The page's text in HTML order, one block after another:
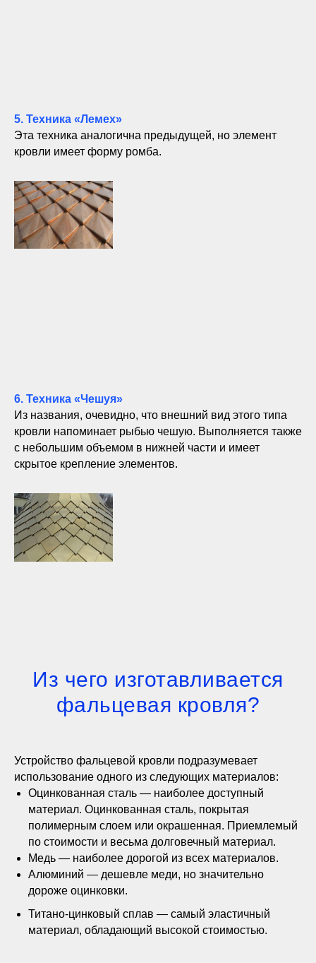
5. Техника «Лемех»
Эта техника аналогична предыдущей, но элемент
кровли имеет форму ромба.
6. Техника «Чешуя»
Из названия, очевидно, что внешний вид этого типа
кровли напоминает рыбью чешую. Выполняется также
с небольшим объемом в нижней части и имеет
скрытое крепление элементов.
Из чего изготавливается
фальцевая кровля?
Устройство фальцевой кровли подразумевает
использование одного из следующих материалов:
Оцинкованная сталь — наиболее доступный
материал. Оцинкованная сталь, покрытая
полимерным слоем или окрашенная. Приемлемый
по стоимости и весьма долговечный материал.
Медь — наиболее дорогой из всех материалов.
Алюминий — дешевле меди, но значительно
дороже оцинковки.
Титано-цинковый сплав — самый эластичный
материал, обладающий высокой стоимостью.